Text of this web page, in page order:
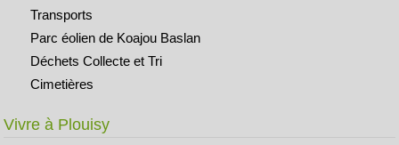
Transports
Parc éolien de Koajou Baslan
Déchets Collecte et Tri
Cimetières
Vivre à Plouisy